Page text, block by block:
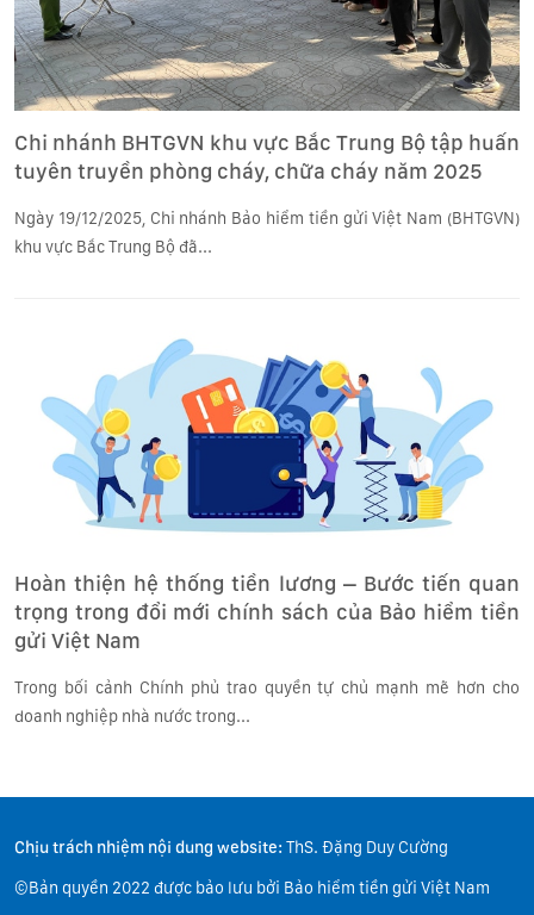
Chi nhánh BHTGVN khu vực Bắc Trung Bộ tập huấn
tuyên truyền phòng cháy, chữa cháy năm 2025
Ngày 19/12/2025, Chi nhánh Bảo hiểm tiền gửi Việt Nam (BHTGVN)
khu vực Bắc Trung Bộ đã...
Hoàn thiện hệ thống tiền lương – Bước tiến quan
trọng trong đổi mới chính sách của Bảo hiểm tiền
gửi Việt Nam
Trong bối cảnh Chính phủ trao quyền tự chủ mạnh mẽ hơn cho
doanh nghiệp nhà nước trong...
Chịu trách nhiệm nội dung website: ThS. Đặng Duy Cường
©Bản quyền 2022 được bảo lưu bởi Bảo hiểm tiền gửi Việt Nam